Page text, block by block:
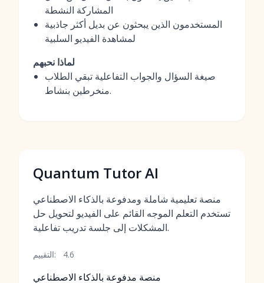
المشاركة النشطة
المستخدمون الذين يبحثون عن بديل أكثر جاذبية
لمشاهدة الفيديو السلبية
لماذا نحبهم
صيغة السؤال والجواب التفاعلية تبقي الطلاب
منخرطين بنشاط.
Quantum Tutor AI
منصة تعليمية شاملة ومدفوعة بالذكاء الاصطناعي
تستخدم التعلم الموجه القائم على الفيديو لتحويل حل
المشكلات إلى جلسة تدريب تفاعلية.
التقييم: 4.6
منصة مدفوعة بالذكاء الاصطناعي